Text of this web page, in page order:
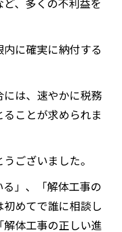
に確実に納付する
は、速やかに税務
ことが求められま
ございました。
る」、「解体工事の
めてで誰に相談し
体工事の正しい進